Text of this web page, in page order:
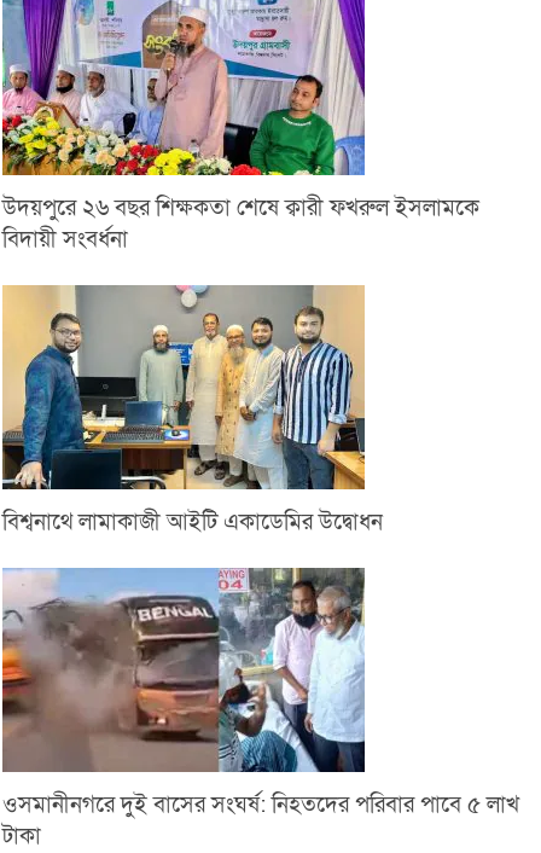
উদয়পুরে ২৬ বছর শিক্ষকতা শেষে ক্বারী ফখরুল ইসলামকে
বিদায়ী সংবর্ধনা
বিশ্বনাথে লামাকাজী আইটি একাডেমির উদ্বোধন
ওসমানীনগরে দুই বাসের সংঘর্ষ: নিহতদের পরিবার পাবে ৫ লাখ
টাকা